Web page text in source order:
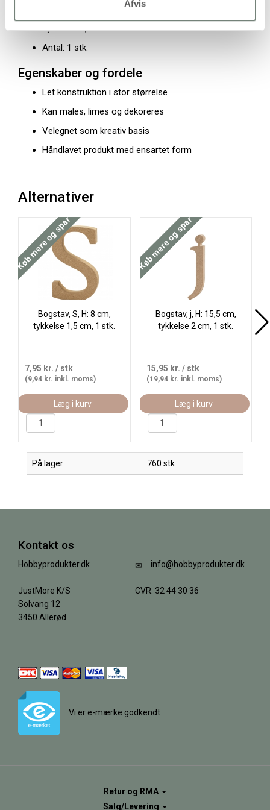
Afvis
Tykkelse: 2,6 cm
Antal: 1 stk.
Egenskaber og fordele
Let konstruktion i stor størrelse
Kan males, limes og dekoreres
Velegnet som kreativ basis
Håndlavet produkt med ensartet form
Alternativer
Køb mere og spar
Bogstav, S, H: 8 cm,
tykkelse 1,5 cm, 1 stk.
7,95 kr. / stk
(9,94 kr. inkl. moms)
Læg i kurv
Køb mere og spar
Bogstav, j, H: 15,5 cm,
tykkelse 2 cm, 1 stk.
15,95 kr. / stk
(19,94 kr. inkl. moms)
Læg i kurv
På lager: 760 stk
Kontakt os
Hobbyprodukter.dk
JustMore K/S
Solvang 12
3450 Allerød
info@hobbyprodukter.dk
CVR: 32 44 30 36
Vi er e-mærke godkendt
Retur og RMA
Salg/Levering